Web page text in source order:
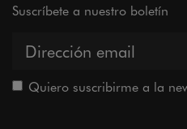
Suscríbete a nuestro boletín
Quiero suscribirme a la